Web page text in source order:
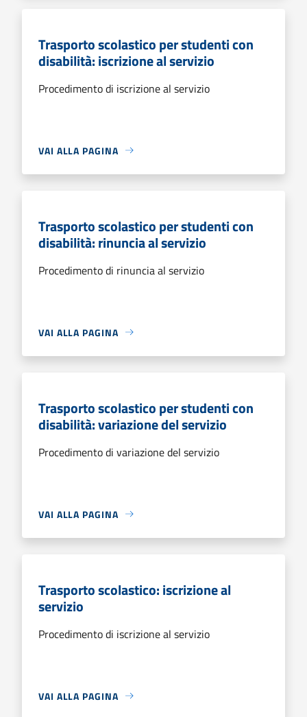
Trasporto scolastico per studenti con
disabilità: iscrizione al servizio
Procedimento di iscrizione al servizio
VAI ALLA PAGINA
Trasporto scolastico per studenti con
disabilità: rinuncia al servizio
Procedimento di rinuncia al servizio
VAI ALLA PAGINA
Trasporto scolastico per studenti con
disabilità: variazione del servizio
Procedimento di variazione del servizio
VAI ALLA PAGINA
Trasporto scolastico: iscrizione al
servizio
Procedimento di iscrizione al servizio
VAI ALLA PAGINA